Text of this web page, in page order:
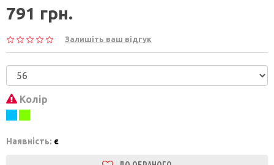
791 грн.
Залишіть ваш відгук
Колір
Наявність: є